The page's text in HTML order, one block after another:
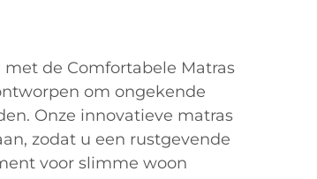
de Comfortabele Matras
om ongekende
Onze innovatieve matras
zodat u een rustgevende
voor slimme woon